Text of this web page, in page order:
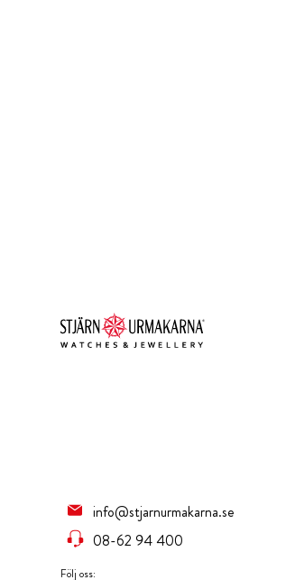
info@stjarnurmakarna.se
08-62 94 400
Följ oss: